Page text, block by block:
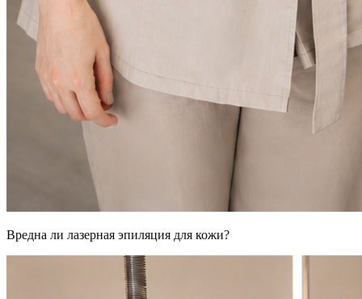
Вредна ли лазерная эпиляция для кожи?